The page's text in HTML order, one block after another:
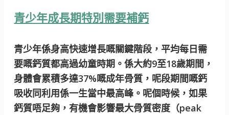
青少年成長期特別需要補鈣
青少年係身高快速增長嘅關鍵階段，平均每日需
要嘅鈣質都高過幼童時期。係大約9至18歲期間，
身體會累積多達37%嘅成年骨質，呢段期間嘅鈣
吸收同利用係一生當中最高峰。呢個時候，如果
鈣質唔足夠，有機會影響最大骨質密度（peak